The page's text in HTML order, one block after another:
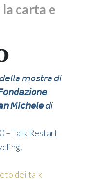
carta e
𝘮𝘰𝘴𝘵𝘳𝘢 𝘥𝘪
𝘔𝘪𝘤𝘩𝘦𝘭𝘦𝘥𝘪
– Talk Restart
dei talk